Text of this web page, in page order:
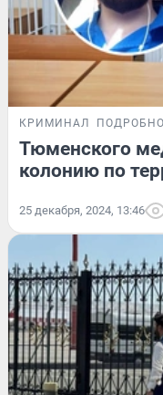
КРИМИНАЛ
Тюменского
колонию по
25 декабря, 2024, 13:46